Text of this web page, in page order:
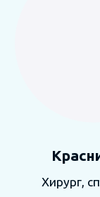
Хирург,